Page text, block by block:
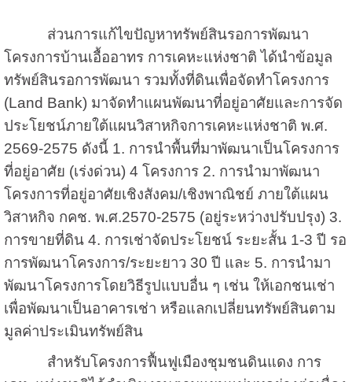
ส่วนการแก้ไขปัญหาทรัพย์สินรอการพัฒนา
โครงการบ้านเอื้ออาทร การเคหะแห่งชาติ ได้นำข้อมูล
ทรัพย์สินรอการพัฒนา รวมทั้งที่ดินเพื่อจัดทำโครงการ
(Land Bank) มาจัดทำแผนพัฒนาที่อยู่อาศัยและการจัด
ประโยชน์ภายใต้แผนวิสาหกิจการเคหะแห่งชาติ พ.ศ.
2569-2575 ดังนี้ 1. การนำพื้นที่มาพัฒนาเป็นโครงการ
ที่อยู่อาศัย (เร่งด่วน) 4 โครงการ 2. การนำมาพัฒนา
โครงการที่อยู่อาศัยเชิงสังคม/เชิงพาณิชย์ ภายใต้แผน
วิสาหกิจ กคช. พ.ศ.2570-2575 (อยู่ระหว่างปรับปรุง) 3.
การขายที่ดิน 4. การเช่าจัดประโยชน์ ระยะสั้น 1-3 ปี รอ
การพัฒนาโครงการ/ระยะยาว 30 ปี และ 5. การนำมา
พัฒนาโครงการโดยวิธีรูปแบบอื่น ๆ เช่น ให้เอกชนเช่า
เพื่อพัฒนาเป็นอาคารเช่า หรือแลกเปลี่ยนทรัพย์สินตาม
มูลค่าประเมินทรัพย์สิน
สำหรับโครงการฟื้นฟูเมืองชุมชนดินแดง การ